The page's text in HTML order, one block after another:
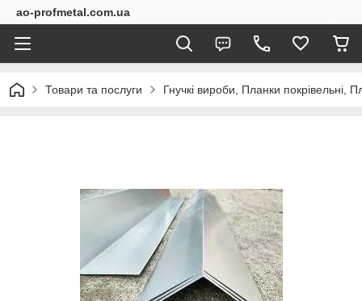
ao-profmetal.com.ua
Товари та послуги Гнучкі вироби, Планки покрівельні,